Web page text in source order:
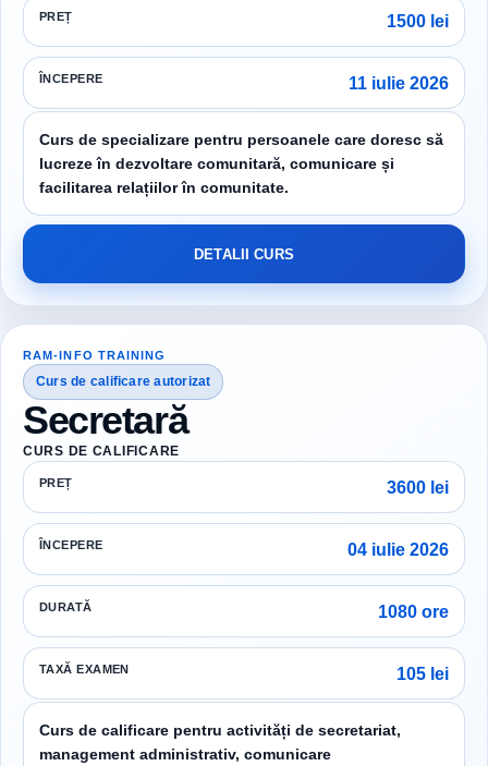
PREȚ 1500 lei
ÎNCEPERE 11 iulie 2026
Curs de specializare pentru persoanele care doresc să
lucreze în dezvoltare comunitară, comunicare și
facilitarea relațiilor în comunitate.
DETALII CURS
RAM-INFO TRAINING
Curs de calificare autorizat
Secretară
CURS DE CALIFICARE
PREȚ 3600 lei
ÎNCEPERE 04 iulie 2026
DURATĂ 1080 ore
TAXĂ EXAMEN 105 lei
Curs de calificare pentru activități de secretariat,
management administrativ, comunicare